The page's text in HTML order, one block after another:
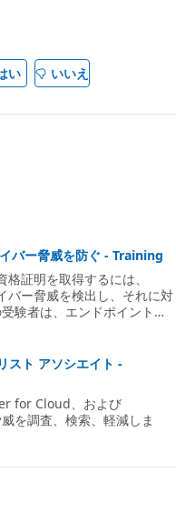
い いいえ
バー脅威を防ぐ - Training
証明を取得するには、
ー脅威を検出し、それに対
験者は、エンドポイントに
と Kusto Query
スト アソシエイト -
for Cloud、および
を調査、検索、軽減しま